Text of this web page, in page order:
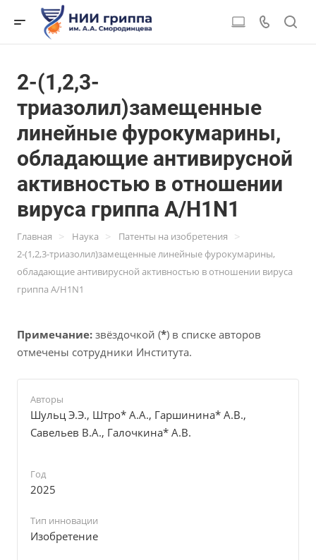
2-(1,2,3-
триазолил)замещенные
линейные фурокумарины,
обладающие антивирусной
активностью в отношении
вируса гриппа A/Н1N1
Главная > Наука > Патенты на изобретения >
2-(1,2,3-триазолил)замещенные линейные фурокумарины,
обладающие антивирусной активностью в отношении вируса
гриппа A/Н1N1
Примечание: звёздочкой (*) в списке авторов
отмечены сотрудники Института.
Авторы
Шульц Э.Э., Штро* А.А., Гаршинина* А.В.,
Савельев В.А., Галочкина* А.В.
Год
2025
Тип инновации
Изобретение